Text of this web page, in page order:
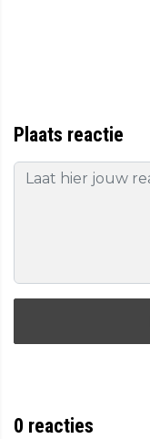
Plaats reactie
0 reacties